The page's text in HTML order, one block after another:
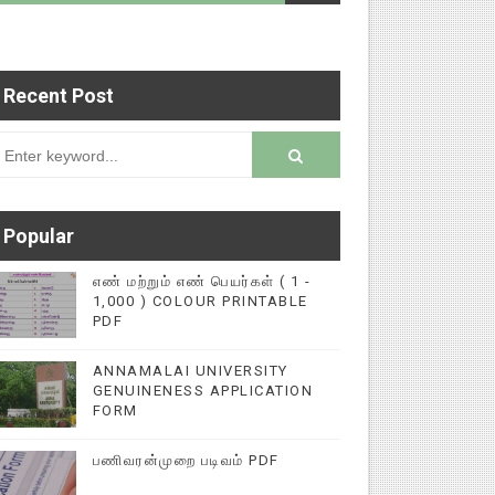
மின்னல் கல்விச் செய்தி
Recent Post
Popular
எண் மற்றும் எண் பெயர்கள் ( 1 -
1,000 ) COLOUR PRINTABLE
PDF
ANNAMALAI UNIVERSITY
GENUINENESS APPLICATION
FORM
பணிவரன்முறை படிவம் PDF